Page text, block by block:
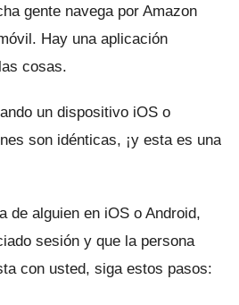
gente navega por Amazon
Hay una aplicación
cosas.
un dispositivo iOS o
son idénticas, ¡y esta es una
de alguien en iOS o Android,
sesión y que la persona
con usted, siga estos pasos: